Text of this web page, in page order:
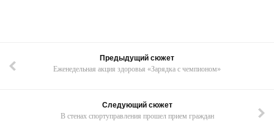
Предыдущий сюжет
Еженедельная акция здоровья «Зарядка с чемпионом»
Следующий сюжет
В стенах спортуправления прошел прием граждан